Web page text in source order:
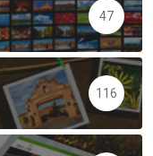
47
116